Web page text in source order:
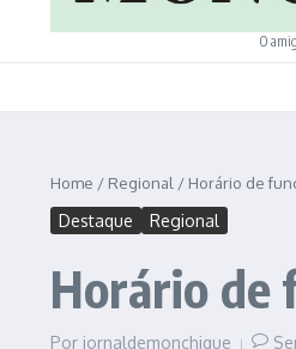
O
Home / Regional / Horário de
Destaque Regional
Horário de
Por jornaldemonchique